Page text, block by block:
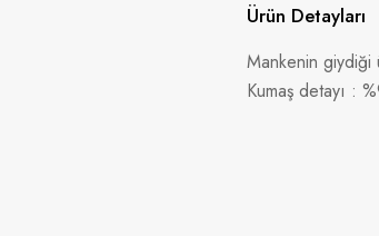
Ürün Detayları
Mankenin
Kumaş detayı :